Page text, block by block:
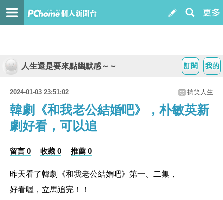
我的
訂閱
人生還是要來點幽默感～～
2024-01-03 23:51:02 搞笑人生
韓劇《和我老公結婚吧》，朴敏英新
劇好看，可以追
留言 0 收藏 0 推薦 0
昨天看了韓劇《和我老公結婚吧》第一、二集，
好看喔，立馬追完！！